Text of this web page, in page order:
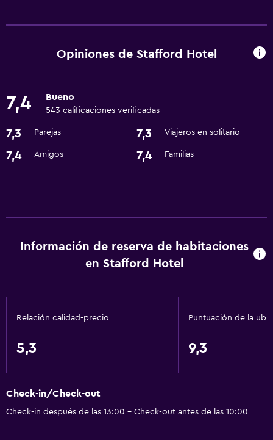
Cambio de divisas
Accesibilidad y adecuación
Lavandería
Lavandería
Salud y seguridad
Servicios básicos
Opiniones de Stafford Hotel
7,4 Bueno
543 calificaciones verificadas
7,3 Parejas 7,3 Viajeros en solitario
7,4 Amigos 7,4 Familias
Información de reserva de habitaciones
en Stafford Hotel
Relación calidad-precio
5,3
Puntuación de la
9,3
Check-in/Check-out
Check-in después de las 13:00 - Check-out antes de las 10:00